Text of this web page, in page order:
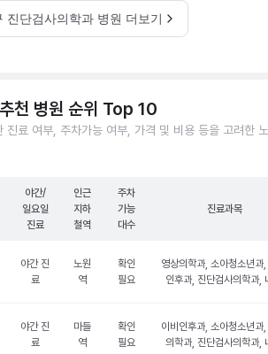
진단검사의학과 병원 더보기
천 병원 순위 Top 10
진료 여부, 주차가능 여부, 가격 및 비용 등을 고려한
야간/
일요일
진료
인근
지하
철역
주차
가능
대수
진료과목
야간 진
료
노원
역
확인
필요
영상의학과, 소아청소년과,
인후과, 진단검사의학과,
야간 진
료
마들
역
확인
필요
이비인후과, 소아청소년과
의학과, 진단검사의학과,